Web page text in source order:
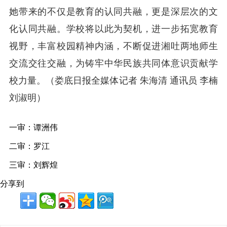
她带来的不仅是教育的认同共融，更是深层次的文
化认同共融。学校将以此为契机，进一步拓宽教育
视野，丰富校园精神内涵，不断促进湘吐两地师生
交流交往交融，为铸牢中华民族共同体意识贡献学
校力量。（娄底日报全媒体记者 朱海清 通讯员 李楠
刘淑明）
一审：谭洲伟
二审：罗江
三审：刘辉煌
分享到